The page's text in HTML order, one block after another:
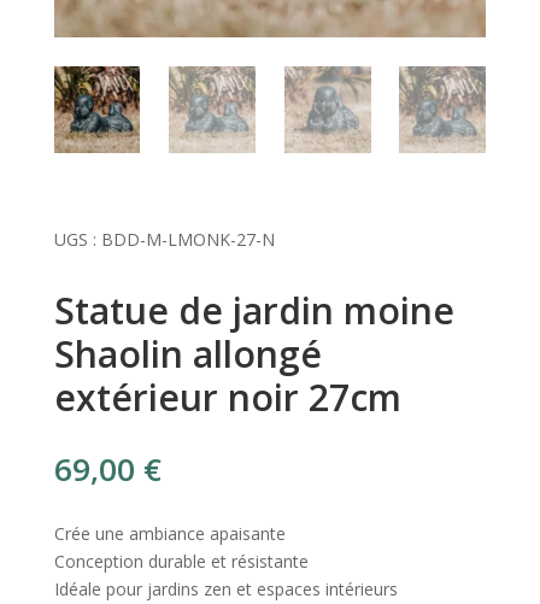
UGS : BDD-M-LMONK-27-N
Statue de jardin moine
Shaolin allongé
extérieur noir 27cm
69,00 €
Crée une ambiance apaisante
Conception durable et résistante
Idéale pour jardins zen et espaces intérieurs